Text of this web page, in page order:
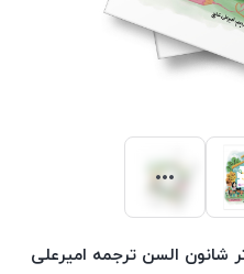
شانون السن ترجمه امیرعلی